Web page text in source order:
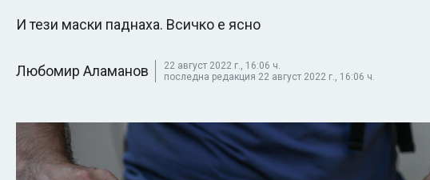
И тези маски паднаха. Всичко е ясно
Любомир Аламанов
22 август 2022 г., 16:06 ч.
последна редакция 22 август 2022 г., 16:06 ч.